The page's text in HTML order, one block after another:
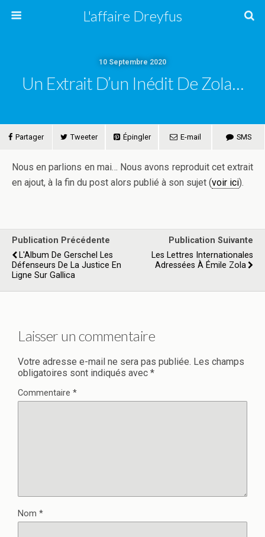
L'affaire Dreyfus
10 Septembre 2020
Un Extrait D’un Inédit De Zola…
Partager Tweeter Épingler E-mail SMS
Nous en parlions en mai… Nous avons reproduit cet extrait
en ajout, à la fin du post alors publié à son sujet (voir ici).
Publication Précédente
L'Album De Gerschel Les
Défenseurs De La Justice En
Ligne Sur Gallica
Publication Suivante
Les Lettres Internationales
Adressées À Émile Zola
Laisser un commentaire
Votre adresse e-mail ne sera pas publiée. Les champs
obligatoires sont indiqués avec *
Commentaire *
Nom *